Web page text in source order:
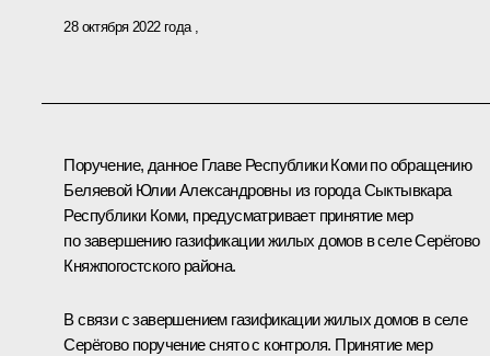
28 октября 2022 года
Поручение, данное Главе Республики Коми по обращению
Беляевой Юлии Александровны из города Сыктывкара
Республики Коми, предусматривает принятие мер
по завершению газификации жилых домов в селе Серёгово
Княжпогостского района.
В связи с завершением газификации жилых домов в селе
Серёгово поручение снято с контроля. Принятие мер